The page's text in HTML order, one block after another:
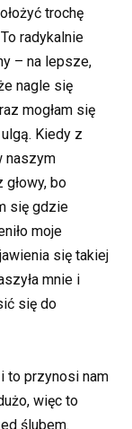
trochę
radykalnie
– na lepsze,
nagle się
mogłam się
Kiedy z
naszym
bo
się gdzie
moje
się takiej
mnie i
się do
to przynosi nam
więc to
ślubem.